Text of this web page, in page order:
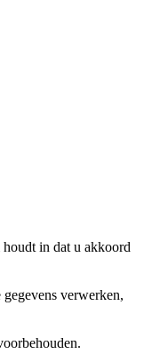
in dat u akkoord
verwerken,